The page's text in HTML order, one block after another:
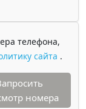
телефона,
сайта .
номера